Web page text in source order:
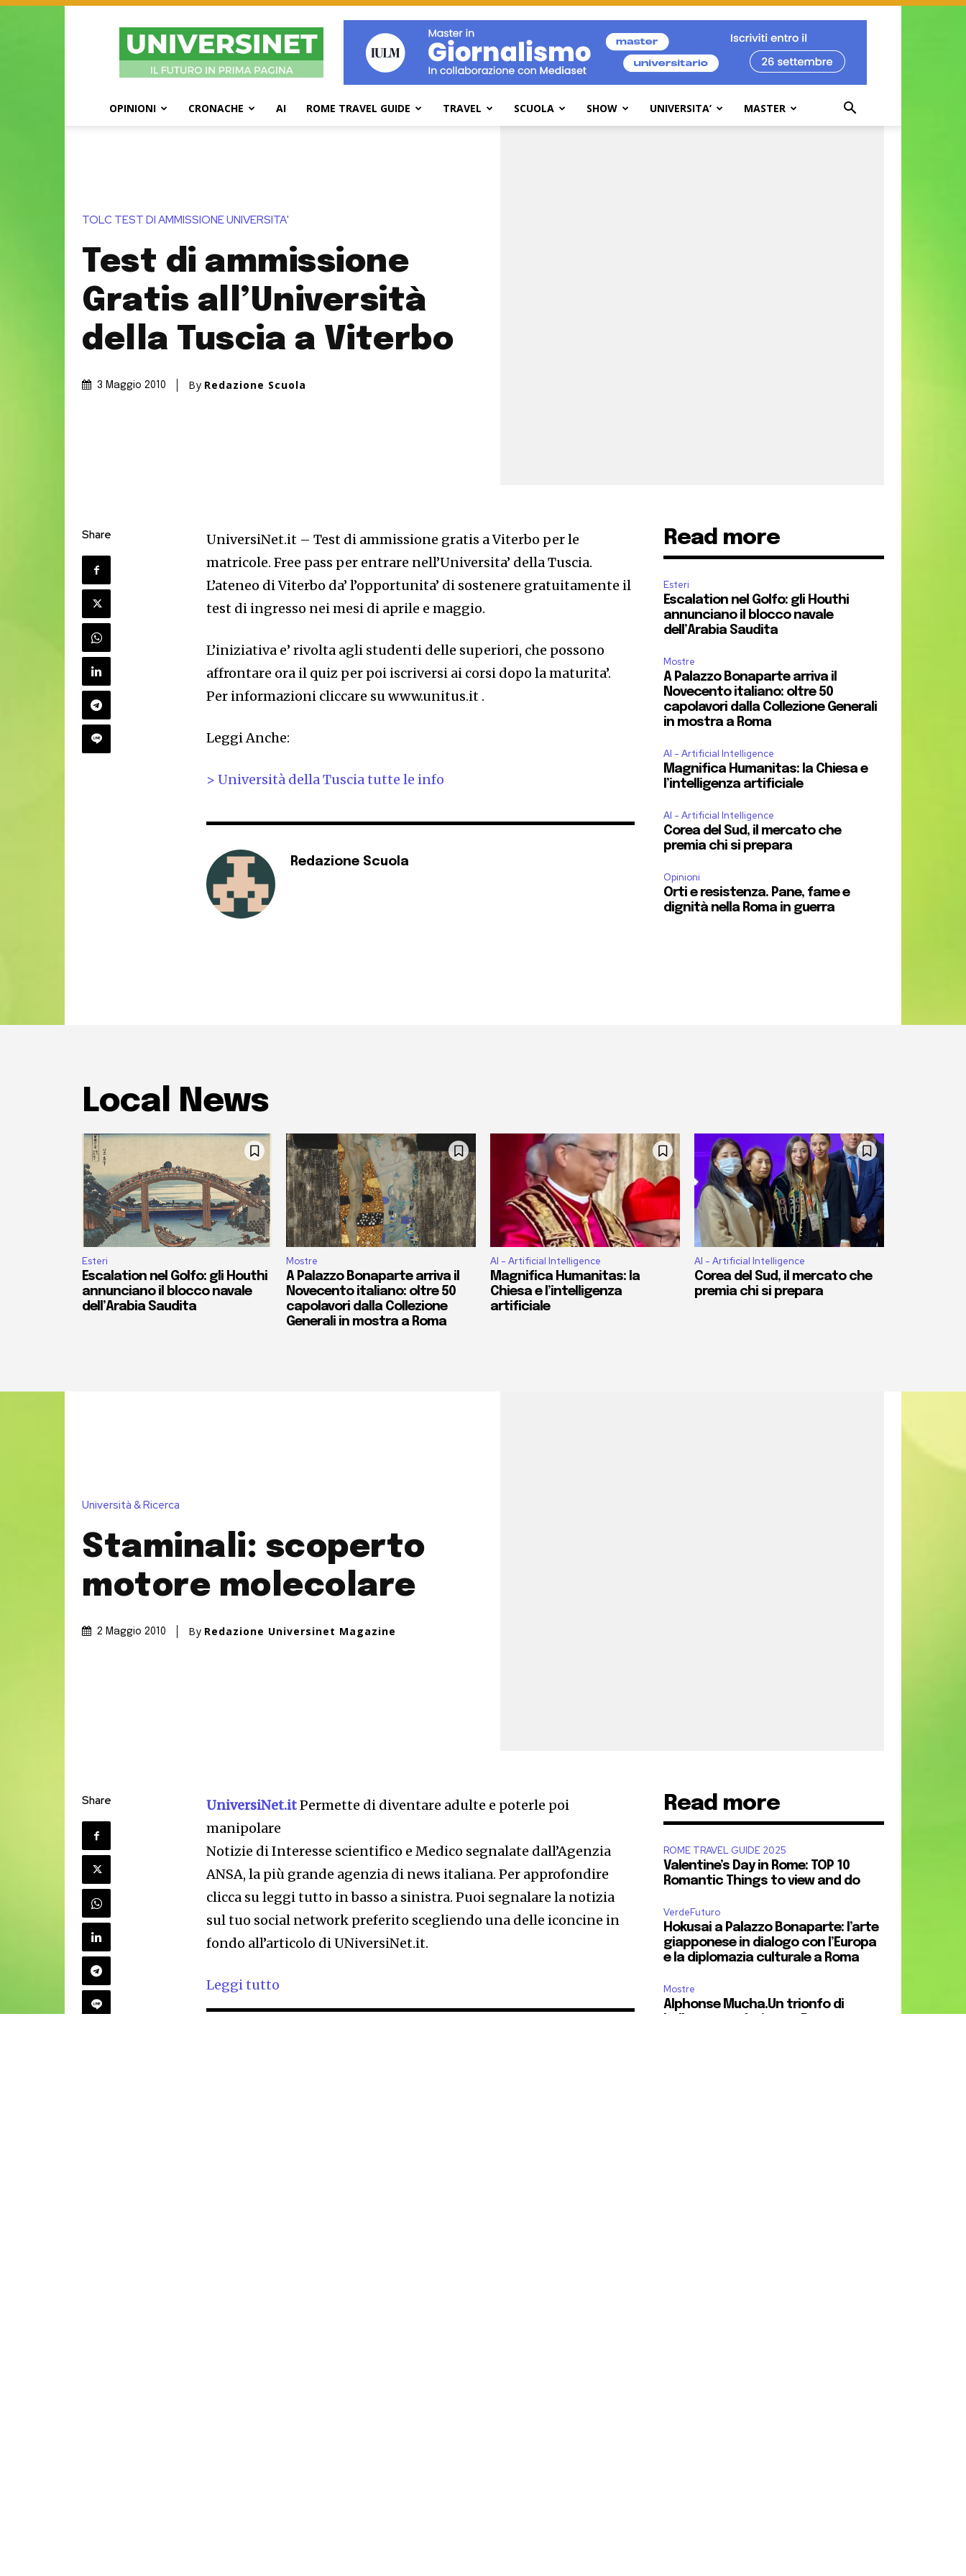
UniversiNet
Magazine
OPINIONI CRONACHE AI ROME TRAVEL GUIDE TRAVEL SCUOLA SHOW UNIVERSITA’ MASTER
TOLC TEST DI AMMISSIONE UNIVERSITA'
Test di ammissione
Gratis all’Università
della Tuscia a Viterbo
3 Maggio 2010 By Redazione Scuola
Share
UniversiNet.it – Test di ammissione gratis a Viterbo per le
matricole. Free pass per entrare nell’Universita’ della Tuscia.
L’ateneo di Viterbo da’ l’opportunita’ di sostenere gratuitamente il
test di ingresso nei mesi di aprile e maggio.
L’iniziativa e’ rivolta agli studenti delle superiori, che possono
affrontare ora il quiz per poi iscriversi ai corsi dopo la maturita’.
Per informazioni cliccare su www.unitus.it .
Leggi Anche:
> Università della Tuscia tutte le info
Redazione Scuola
Read more
Esteri
Escalation nel Golfo: gli Houthi
annunciano il blocco navale
dell’Arabia Saudita
Mostre
A Palazzo Bonaparte arriva il
Novecento italiano: oltre 50
capolavori dalla Collezione Generali
in mostra a Roma
AI - Artificial Intelligence
Magnifica Humanitas: la Chiesa e
l’intelligenza artificiale
AI - Artificial Intelligence
Corea del Sud, il mercato che
premia chi si prepara
Opinioni
Orti e resistenza. Pane, fame e
dignità nella Roma in guerra
Local News
Esteri
Escalation nel Golfo: gli Houthi
annunciano il blocco navale
dell’Arabia Saudita
Mostre
A Palazzo Bonaparte arriva il
Novecento italiano: oltre 50
capolavori dalla Collezione
Generali in mostra a Roma
AI - Artificial Intelligence
Magnifica Humanitas: la
Chiesa e l’intelligenza
artificiale
AI - Artificial Intelligence
Corea del Sud, il mercato che
premia chi si prepara